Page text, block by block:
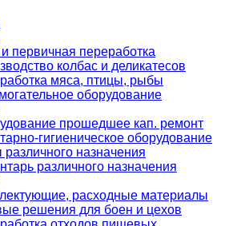
первичная переработка
колбас и деликатесов
мяса, птицы, рыбы
оборудование
прошедшее кап. ремонт
гигиеническое оборудование
назначения
различного назначения
расходные материалы
решения для боен и цехов